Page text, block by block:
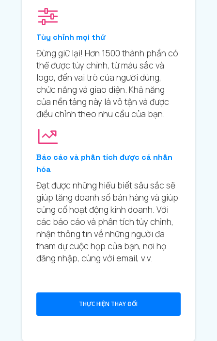
Tùy chỉnh mọi thứ
Đừng giữ lại! Hơn 1500 thành phần có
thể được tùy chỉnh, từ màu sắc và
logo, đến vai trò của người dùng,
chức năng và giao diện. Khả năng
của nền tảng này là vô tận và được
điều chỉnh theo nhu cầu của bạn.
Báo cáo và phân tích được cá nhân
hóa
Đạt được những hiểu biết sâu sắc sẽ
giúp tăng doanh số bán hàng và giúp
củng cố hoạt động kinh doanh. Với
các báo cáo và phân tích tùy chỉnh,
nhận thông tin về những người đã
tham dự cuộc họp của bạn, nơi họ
đăng nhập, cùng với email, v.v.
THỰC HIỆN THAY ĐỔI